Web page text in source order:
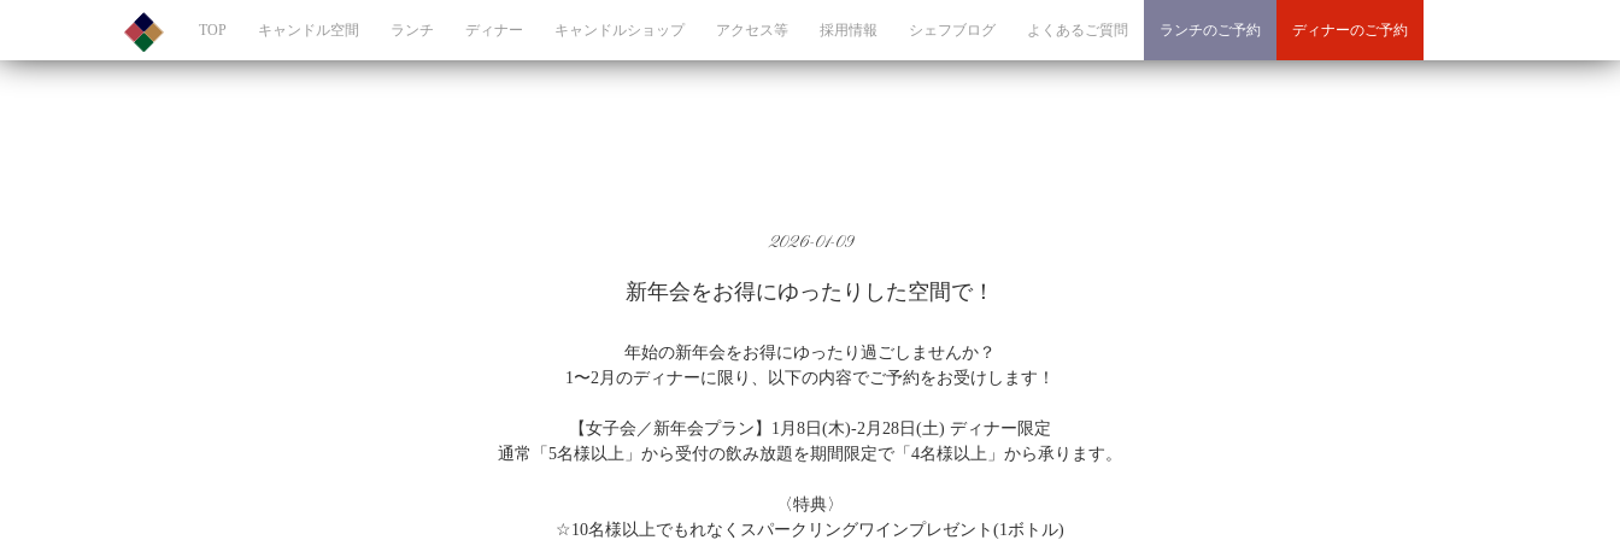
TOP キャンドル空間 ランチ ディナー キャンドルショップ アクセス等 採用情報 シェフブログ よくあるご質問 ランチのご予約 ディナーのご予約
2026-01-09
新年会をお得にゆったりした空間で！
年始の新年会をお得にゆったり過ごしませんか？
1〜2月のディナーに限り、以下の内容でご予約をお受けします！
【女子会／新年会プラン】1月8日(木)-2月28日(土) ディナー限定
通常「5名様以上」から受付の飲み放題を期間限定で「4名様以上」から承ります。
〈特典〉
☆10名様以上でもれなくスパークリングワインプレゼント(1ボトル)